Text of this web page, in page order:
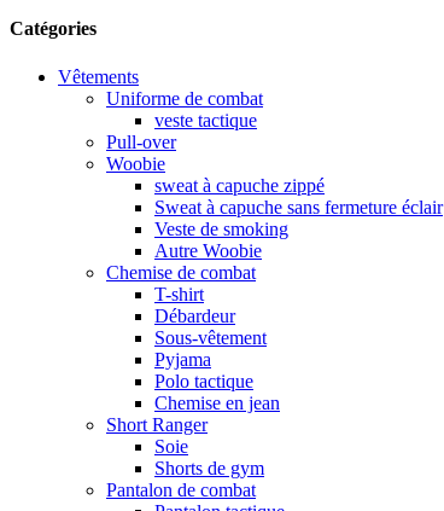
Catégories
Vêtements
Uniforme de combat
veste tactique
Pull-over
Woobie
sweat à capuche zippé
Sweat à capuche sans fermeture éclair
Veste de smoking
Autre Woobie
Chemise de combat
T-shirt
Débardeur
Sous-vêtement
Pyjama
Polo tactique
Chemise en jean
Short Ranger
Soie
Shorts de gym
Pantalon de combat